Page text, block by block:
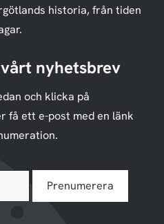
historia, från tiden
nyhetsbrev
och klicka på
få ett e-post med en länk